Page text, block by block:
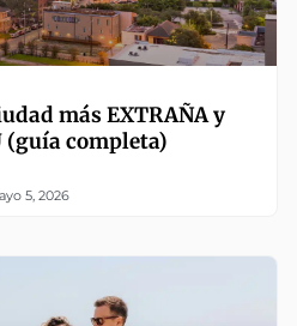
más EXTRAÑA y
(guía completa)
5, 2026